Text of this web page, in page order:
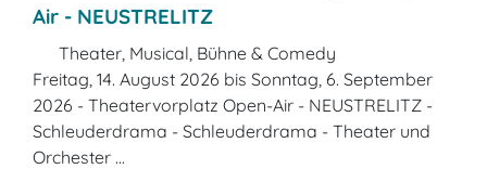
Air - NEUSTRELITZ
Theater, Musical, Bühne & Comedy
Freitag, 14. August 2026 bis Sonntag, 6. September
2026 - Theatervorplatz Open-Air - NEUSTRELITZ -
Schleuderdrama - Schleuderdrama - Theater und
Orchester ...